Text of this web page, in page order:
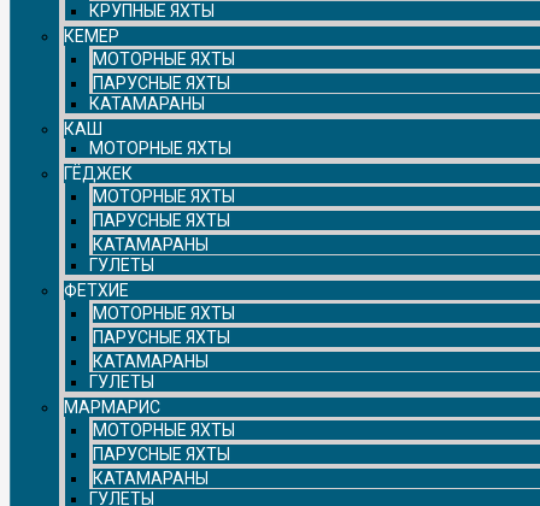
КРУПНЫЕ ЯХТЫ
КЕМЕР
МОТОРНЫЕ ЯХТЫ
ПАРУСНЫЕ ЯХТЫ
КАТАМАРАНЫ
КАШ
МОТОРНЫЕ ЯХТЫ
ГЁДЖЕК
МОТОРНЫЕ ЯХТЫ
ПАРУСНЫЕ ЯХТЫ
КАТАМАРАНЫ
ГУЛЕТЫ
ФЕТХИЕ
МОТОРНЫЕ ЯХТЫ
ПАРУСНЫЕ ЯХТЫ
КАТАМАРАНЫ
ГУЛЕТЫ
МАРМАРИС
МОТОРНЫЕ ЯХТЫ
ПАРУСНЫЕ ЯХТЫ
КАТАМАРАНЫ
ГУЛЕТЫ